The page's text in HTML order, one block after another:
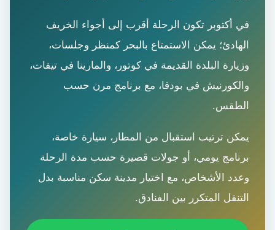
في أكتوبر تكون الرحلة أقرب إلى أجواء الخريف
الهادئ؛ يمكن الاستمتاع بالبحر كمنظر وجلسات،
وزيارة البلدة القديمة في كوتور، والمارينا في تيفات،
والكورنيش في بودفا، مع برنامج مرن حسب
الطقس.
يمكن ترتيب استقبال من المطار، سيارة خاصة،
برنامج يومي، أو جولات قصيرة حسب مدة الرحلة
وعدد الأشخاص، مع اختيار مدينة سكن مناسبة بدل
التنقل المتكرر بين الفنادق.